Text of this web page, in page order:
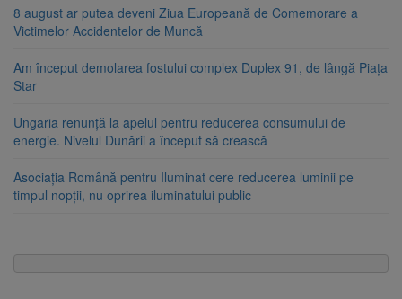
8 august ar putea deveni Ziua Europeană de Comemorare a
Victimelor Accidentelor de Muncă
Am început demolarea fostului complex Duplex 91, de lângă Piața
Star
Ungaria renunță la apelul pentru reducerea consumului de
energie. Nivelul Dunării a început să crească
Asociația Română pentru Iluminat cere reducerea luminii pe
timpul nopții, nu oprirea iluminatului public